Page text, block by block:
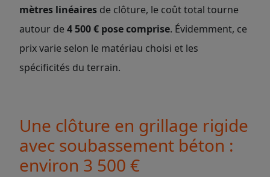
mètres linéaires de clôture, le coût total tourne
autour de 4 500 € pose comprise. Évidemment, ce
prix varie selon le matériau choisi et les
spécificités du terrain.
Une clôture en grillage rigide
avec soubassement béton :
environ 3 500 €